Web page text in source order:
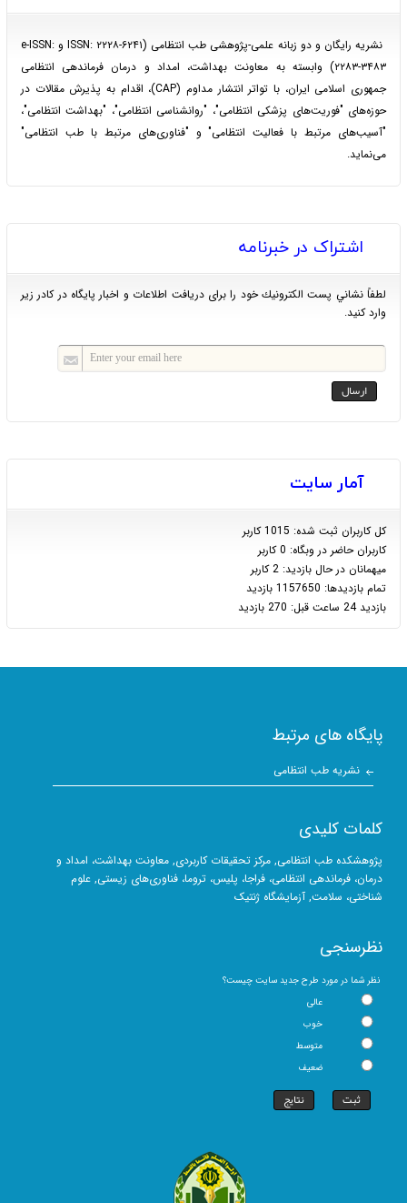
نشریه رایگان و دو زبانه علمی-پژوهشی طب‌ انتظامی (ISSN: ۲۲۲۸-۶۲۴۱ و e-ISSN:
۲۲۸۳-۳۴۸۳) وابسته به معاونت بهداشت، امداد و درمان فرماندهی انتظامی
جمهوری اسلامی ایران، با تواتر انتشار مداوم (CAP)، اقدام به پذیرش مقالات در
حوزه‌های "فوریت‌های پزشکی انتظامی"، "روانشناسی انتظامی"، "بهداشت انتظامی"،
"آسیب‌های مرتبط با فعالیت انتظامی" و "فناوری‌های مرتبط با طب انتظامی"
می‌نماید.
اشتراک در خبرنامه
لطفاً نشاني پست الكترونيك خود را برای دريافت اطلاعات و اخبار پايگاه در كادر زير
وارد كنيد.
آمار سایت
كل کاربران ثبت شده: 1015 کاربر
کاربران حاضر در وبگاه: 0 کاربر
ميهمانان در حال بازديد: 2 کاربر
تمام بازديد‌ها: 1157650 بازدید
بازديد 24 ساعت قبل: 270 بازدید
پایگاه های مرتبط
نشریه طب انتظامی
کلمات کلیدی
پژوهشکده طب انتظامی, مرکز تحقیقات کاربردی, معاونت بهداشت، امداد و
درمان، فرماندهی انتظامی، فراجا، پلیس، تروما، فناوری‌های زیستی, علوم
شناختی، سلامت, آزمایشگاه ژنتیک
نظرسنجی
نظر شما در مورد طرح جدید سایت چیست؟
عالی
خوب
متوسط
ضعیف